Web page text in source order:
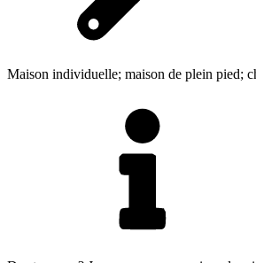
Maison individuelle; maison de plein pied;